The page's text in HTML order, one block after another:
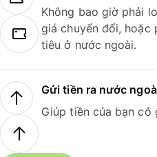
Không bao giờ phải
giá chuyển đổi, hoặc
tiêu ở nước ngoài.
Gửi tiền ra nước
Giúp tiền của bạn có